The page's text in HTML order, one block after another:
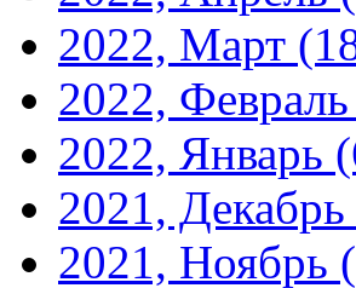
2022, Март
2022, Февраль
2022, Январь
2021, Декабрь
2021, Ноябрь